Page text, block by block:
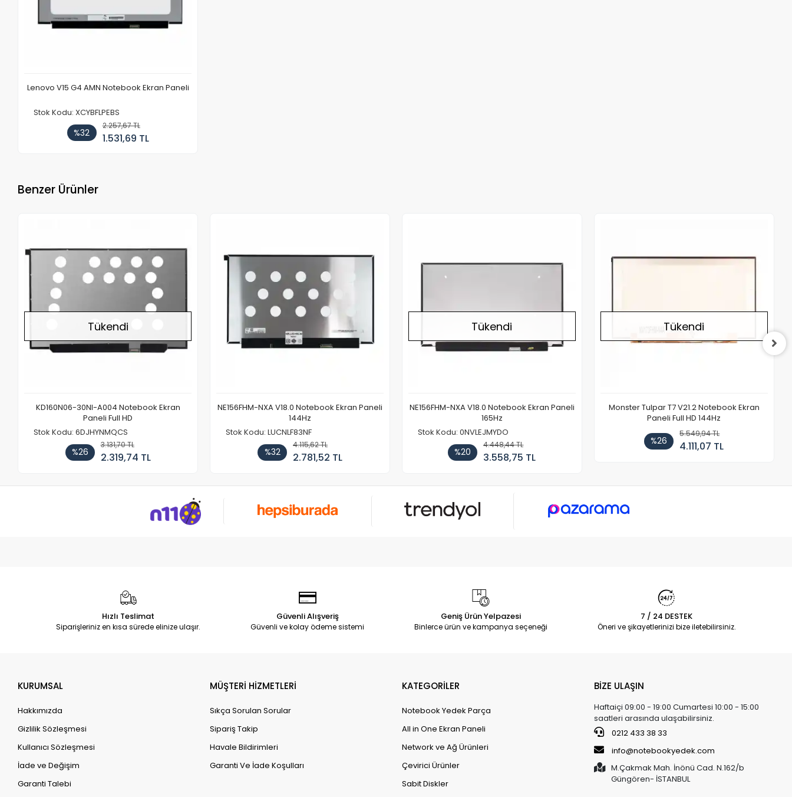
Lenovo V15 G4 AMN Notebook Ekran Paneli
Stok Kodu: XCYBFLPEBS
%32
2.257,67 TL
1.531,69 TL
Benzer Ürünler
Tükendi
KD160N06-30NI-A004 Notebook Ekran
Paneli Full HD
Stok Kodu: 6DJHYNMQCS
%26
3.131,70 TL
2.319,74 TL
NE156FHM-NXA V18.0 Notebook Ekran Paneli
144Hz
Stok Kodu: LUCNLF83NF
%32
4.115,62 TL
2.781,52 TL
Tükendi
NE156FHM-NXA V18.0 Notebook Ekran Paneli
165Hz
Stok Kodu: 0NVLEJMYDO
%20
4.448,44 TL
3.558,75 TL
Tükendi
Monster Tulpar T7 V21.2 Notebook Ekran
Paneli Full HD 144Hz
%26
5.549,94 TL
4.111,07 TL
Hızlı Teslimat
Siparişleriniz en kısa sürede elinize ulaşır.
Güvenli Alışveriş
Güvenli ve kolay ödeme sistemi
Geniş Ürün Yelpazesi
Binlerce ürün ve kampanya seçeneği
7 / 24 DESTEK
Öneri ve şikayetlerinizi bize iletebilirsiniz.
KURUMSAL
Hakkımızda
Gizlilik Sözleşmesi
Kullanıcı Sözleşmesi
İade ve Değişim
Garanti Talebi
MÜŞTERİ HİZMETLERİ
Sıkça Sorulan Sorular
Sipariş Takip
Havale Bildirimleri
Garanti Ve İade Koşulları
KATEGORİLER
Notebook Yedek Parça
All in One Ekran Paneli
Network ve Ağ Ürünleri
Çevirici Ürünler
Sabit Diskler
BİZE ULAŞIN
Haftaiçi 09:00 - 19:00 Cumartesi 10:00 - 15:00
saatleri arasında ulaşabilirsiniz.
0212 433 38 33
info@notebookyedek.com
M.Çakmak Mah. İnönü Cad. N.162/b
Güngören- İSTANBUL